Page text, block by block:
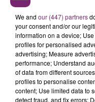
critères".
We and our (447) partners
your consent and/or our
information on a device;
profiles for personalised
advertising; Measure
performance; Understand
of data from different
profiles to personalise
content; Use limited data to
detect fraud, and fix errors;